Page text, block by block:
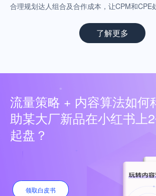
合理规划达人组合及合作成本，让CPM和CPE
了解更多
流量策略 + 内容算法如何
助某大厂新品在小红书上
起盘？
领取白皮书